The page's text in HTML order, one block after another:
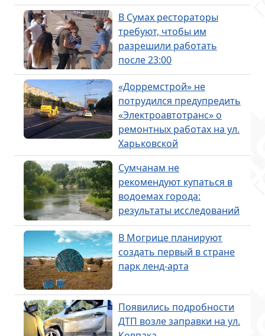
В Сумах рестораторы
требуют, чтобы им
разрешили работать
после 23:00
«Дорремстрой» не
потрудился предупредить
«Электроавтотранс» о
ремонтных работах на ул.
Харьковской
Сумчанам не
рекомендуют купаться в
водоемах города:
результаты исследований
В Могрице планируют
создать первый в стране
парк ленд-арта
Появились подробности
ДТП возле заправки на ул.